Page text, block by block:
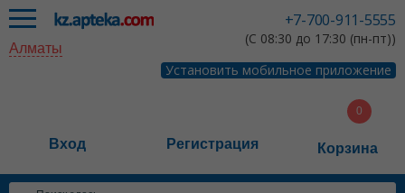
+7-700-911-5555
(С 08:30 до 17:30 (пн-пт))
Установить мобильное приложение
Алматы
Вход Регистрация Корзина